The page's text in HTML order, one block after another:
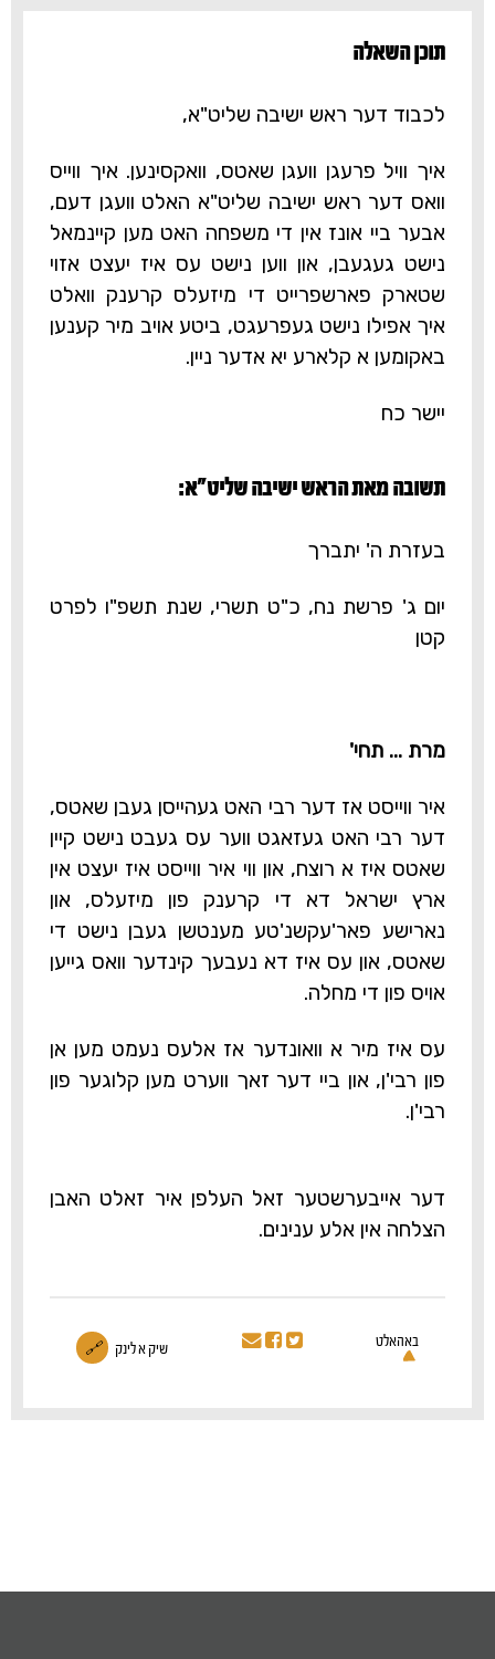
תוכן השאלה‎
לכבוד דער ראש ישיבה שליט"א,
איך וויל פרעגן וועגן שאטס, וואקסינען. איך ווייס
וואס דער ראש ישיבה שליט"א האלט וועגן דעם,
אבער ביי אונז אין די משפחה האט מען קיינמאל
נישט געגעבן, און ווען נישט עס איז יעצט אזוי
שטארק פארשפרייט די מיזעלס קרענק וואלט
איך אפילו נישט געפרעגט, ביטע אויב מיר קענען
באקומען א קלארע יא אדער ניין.
יישר כח
תשובה מאת הראש ישיבה שליט"א:‎
בעזרת ה' יתברך
יום ג' פרשת נח, כ"ט תשרי, שנת תשפ"ו לפרט
קטן
מרת ... תחי'
איר ווייסט אז דער רבי האט געהייסן געבן שאטס,
דער רבי האט געזאגט ווער עס געבט נישט קיין
שאטס איז א רוצח, און ווי איר ווייסט איז יעצט אין
ארץ ישראל דא די קרענק פון מיזעלס, און
נארישע פאר'עקשנ'טע מענטשן געבן נישט די
שאטס, און עס איז דא נעבעך קינדער וואס גייען
אויס פון די מחלה.
עס איז מיר א וואונדער אז אלעס נעמט מען אן
פון רבי'ן, און ביי דער זאך ווערט מען קלוגער פון
רבי'ן.
דער אייבערשטער זאל העלפן איר זאלט האבן
הצלחה אין אלע ענינים.
באהאלט שיק א לינק 🔗